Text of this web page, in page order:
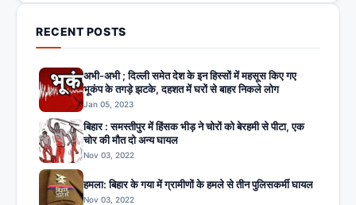
RECENT POSTS
अभी-अभी ; दिल्ली समेत देश के इन हिस्सों में महसूस किए गए
भूकंप के तगड़े झटके, दहशत में घरों से बाहर निकले लोग
Jan 05, 2023
बिहार : समस्तीपुर में हिंसक भीड़ ने चोरों को बेरहमी से पीटा, एक
चोर की मौत दो अन्य घायल
Nov 03, 2022
हमला: बिहार के गया में ग्रामीणों के हमले से तीन पुलिसकर्मी घायल
Nov 03, 2022